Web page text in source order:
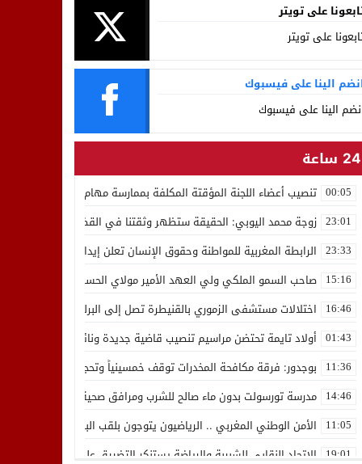
على تويتر
على تويتر
الينا على فيسبوك
الينا على فيسبوك
24 ساعة
00:05 تنصيب أعضاء اللجنة المؤقتة المكلفة بممارسة مهام المجلس الوطني
23:01 زوجة محمد اليوبي: الحقيقة ستظهر وثقتنا في القضاء ثابتة
23:33 الرابطة المغربية للمواطنة وحقوق الإنسان تعلن إيداع رئيسها
15:16 صاحب السمو الملكي ولي العهد الأمير مولاي الحسن يدشن “برج
16:46 اختلالات مستشفى الزموري بالقنيطرة تصل إلى البرلمان واستقالة
01:43 أولاد تايمة تحتضن مراسيم تنصيب قاضية جديدة ونائب لوكيل الملك
11:36 بوجدور: فرقة مكافحة المخدرات توقف خمسينياً وتحجز 10 كيلوغرامات من الشيرا
14:46 مدرسة تورسولت بدون ماء صالح للشرب ومرافق صحية في وضعية
11:05 الأمن الوطني المغربي .. الرياضيون يتوجون بلقب البطولة العربية
19:01 الاتحاد النقابي للشبيبة والرياضة يستنكر التضييق على الموظفين